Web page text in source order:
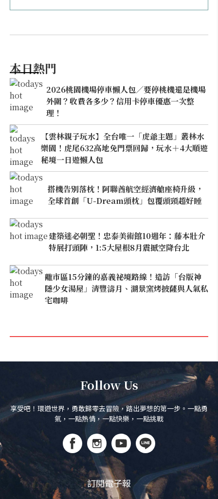
本日熱門
2026桃園機場停車懶人包／要停桃機還是機場
外圍？收費各多少？信用卡停車優惠一次整
理！
【雲林親子玩水】全台唯一「虎爺主題」叢林水
樂園！虎尾632高地免門票回歸，玩水＋4大順遊
秘境一日遊懶人包
搭機告別落枕！阿聯酋航空經濟艙座椅升級，
全球首創「U-Dream頭枕」包覆頭頸超好睡
建築迷必朝聖！忠泰美術館10週年：藤本壯介
特展打頭陣，1:5大屋根8月震撼空降台北
離市區15分鐘的嘉義祕境路線！造訪「台版神
隱少女湯屋」清豐濤月、湖景窯烤披薩與人氣私
宅咖啡
Follow Us
享受吧！環遊世界，勇敢歸零去冒險，踏出夢想的第一步。一點勇
氣，一點熱情，一點快樂，一點挑戰
訂閱電子報